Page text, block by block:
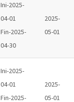
Ini-2025-
04-01
Fin-2025-
04-30
2025-
05-01
Ini-2025-
04-01
Fin-2025-
2025-
05-01